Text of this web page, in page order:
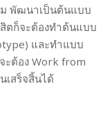
พัฒนาเป็นต้นแบบ
ตก็จะต้องทำต้นแบบ
และทำแบบ
ะต้อง Work from
เสร็จสิ้นได้